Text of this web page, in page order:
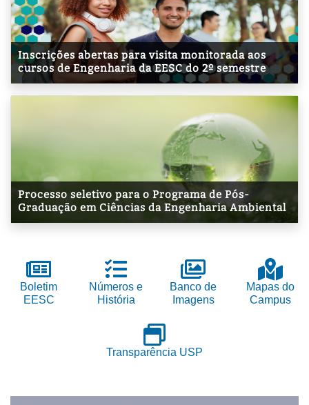
Inscrições abertas para visita monitorada aos
cursos de Engenharia da EESC do 2º semestre
Processo seletivo para o Programa de Pós-
Graduação em Ciências da Engenharia Ambiental
Boletim
EESC
Números e
História
Banco de
Imagens
Mapas do
Campus
Transparência USP